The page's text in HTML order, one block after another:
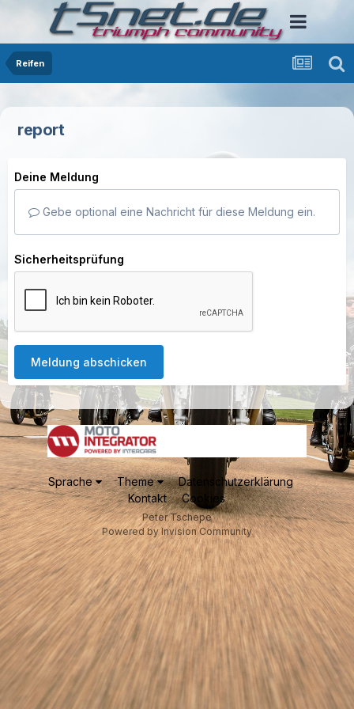
Reifen
report
Deine Meldung
Gebe optional eine Nachricht für diese Meldung ein.
Sicherheitsprüfung
Meldung abschicken
Sprache Theme
Datenschutzerklärung
Kontakt
Cookies
Peter Tschepe
Powered by Invision Community